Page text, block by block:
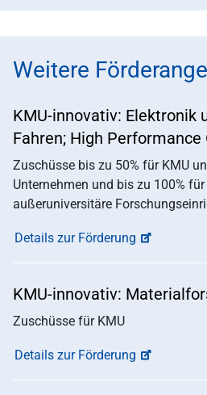
Weitere
KMU-innovativ: Elektronik
Fahren; High Performance
Zuschüsse bis zu 50% für KMU
Unternehmen und bis zu 100%
außeruniversitäre
Details zur Förderung
KMU-innovativ:
Zuschüsse für KMU
Details zur Förderung